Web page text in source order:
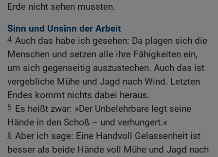
Erde nicht sehen mussten.
Sinn und Unsinn der Arbeit
4 Auch das habe ich gesehen: Da plagen sich die
Menschen und setzen alle ihre Fähigkeiten ein,
um sich gegenseitig auszustechen. Auch das ist
vergebliche Mühe und Jagd nach Wind. Letzten
Endes kommt nichts dabei heraus.
5 Es heißt zwar: »Der Unbelehrbare legt seine
Hände in den Schoß – und verhungert.«
6 Aber ich sage: Eine Handvoll Gelassenheit ist
besser als beide Hände voll Mühe und Jagd nach